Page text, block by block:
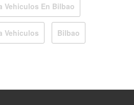
Vehiculos En Bilbao
Vehiculos Bilbao